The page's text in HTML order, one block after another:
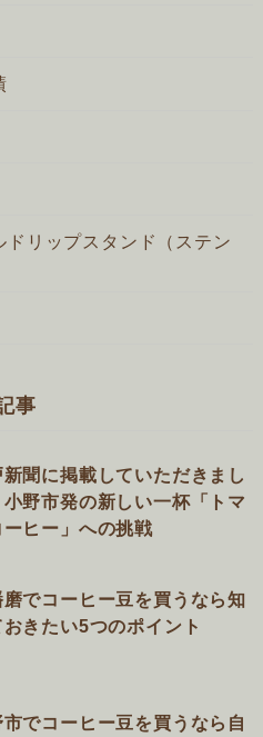
リップスタンド（ステン
事
聞に掲載していただきまし
小野市発の新しい一杯「トマ
ーヒー」への挑戦
でコーヒー豆を買うなら知
おきたい5つのポイント
でコーヒー豆を買うなら自